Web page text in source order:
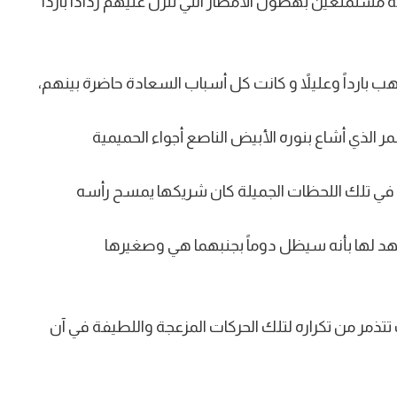
بارداً وعليلاً و كانت كل أسباب السعادة حاضرة بينهم،
الذي أشاع بنوره الأبيض الناصع أجواء الحميمية
في تلك اللحظات الجميلة كان شريكها يمسح رأسه
لها بأنه سيظل دوماً بجنبهما هي وصغيرها
من تكراره لتلك الحركات المزعجة واللطيفة في آن